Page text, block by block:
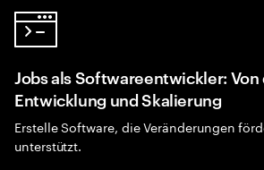
Jobs als Softwareentwickler: Von
Entwicklung und Skalierung
Erstelle Software, die Veränderungen
unterstützt.